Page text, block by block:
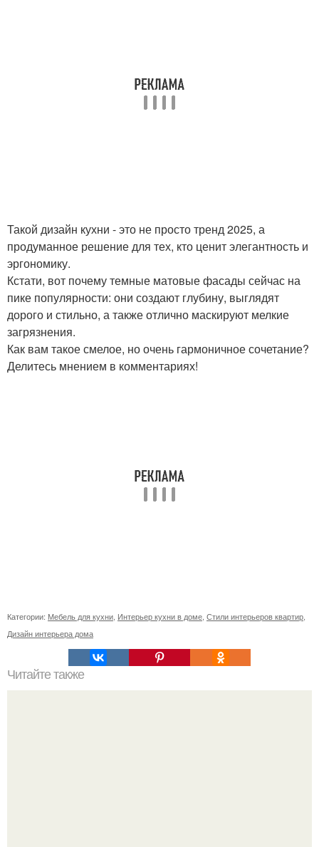
Такой дизайн кухни - это не просто тренд 2025, а
продуманное решение для тех, кто ценит элегантность и
эргономику.
Кстати, вот почему темные матовые фасады сейчас на
пике популярности: они создают глубину, выглядят
дорого и стильно, а также отлично маскируют мелкие
загрязнения.
Как вам такое смелое, но очень гармоничное сочетание?
Делитесь мнением в комментариях!
Категории: Мебель для кухни, Интерьер кухни в доме, Стили интерьеров квартир,
Дизайн интерьера дома
Читайте также